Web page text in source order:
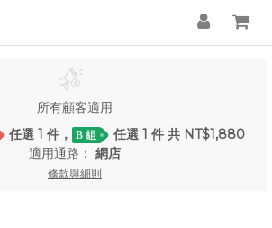
所有顧客適用
任選 1 件， B 組
任選 1 件 共 NT$1,880
適用通路： 網店
條款與細則